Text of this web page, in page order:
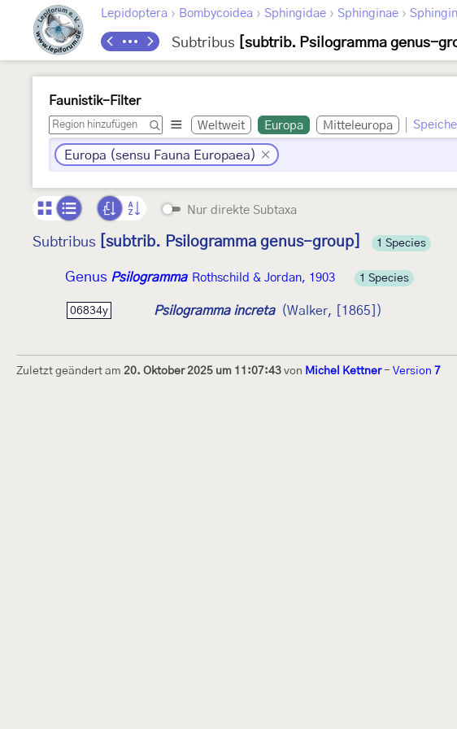
Lepidoptera › Bombycoidea › Sphingidae › Sphinginae ›
Subtribus [subtrib. Psilogramma genus-
Faunistik-Filter
Weltweit Europa Mitteleuropa
Europa (sensu Fauna Europaea)
Nur direkte Subtaxa
Subtribus [subtrib. Psilogramma genus-group] 1 Species
Genus Psilogramma Rothschild & Jordan, 1903 1 Species
06834y Psilogramma increta (Walker, [1865])
Zuletzt geändert am 20. Oktober 2025 um 11:07:43 von Michel Kettner- Version 7